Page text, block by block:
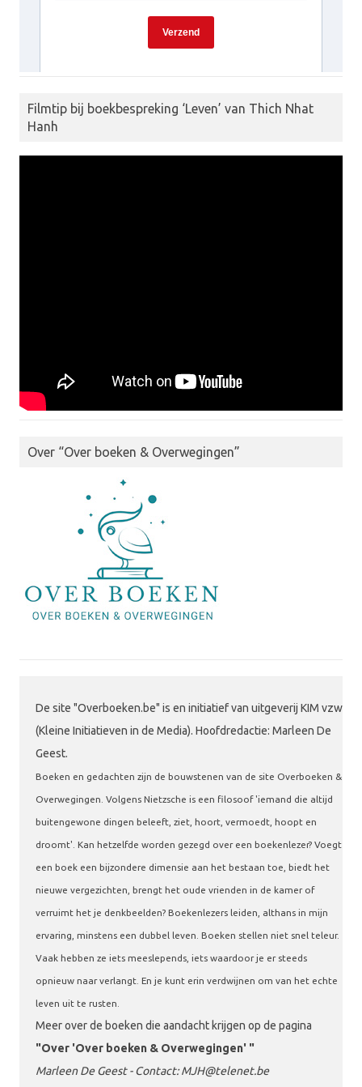
Filmtip bij boekbespreking ‘Leven’ van Thich Nhat
Hanh
Over “Over boeken & Overwegingen”
De site "Overboeken.be" is en initiatief van uitgeverij KIM vzw
(Kleine Initiatieven in de Media). Hoofdredactie: Marleen De
Geest.
Boeken en gedachten zijn de bouwstenen van de site Overboeken &
Overwegingen. Volgens Nietzsche is een filosoof 'iemand die altijd
buitengewone dingen beleeft, ziet, hoort, vermoedt, hoopt en
droomt'. Kan hetzelfde worden gezegd over een boekenlezer? Voegt
een boek een bijzondere dimensie aan het bestaan toe, biedt het
nieuwe vergezichten, brengt het oude vrienden in de kamer of
verruimt het je denkbeelden? Boekenlezers leiden, althans in mijn
ervaring, minstens een dubbel leven. Boeken stellen niet snel teleur.
Vaak hebben ze iets meeslepends, iets waardoor je er steeds
opnieuw naar verlangt. En je kunt erin verdwijnen om van het echte
leven uit te rusten.
Meer over de boeken die aandacht krijgen op de pagina
"Over 'Over boeken & Overwegingen' "
Marleen De Geest - Contact: MJH@telenet.be